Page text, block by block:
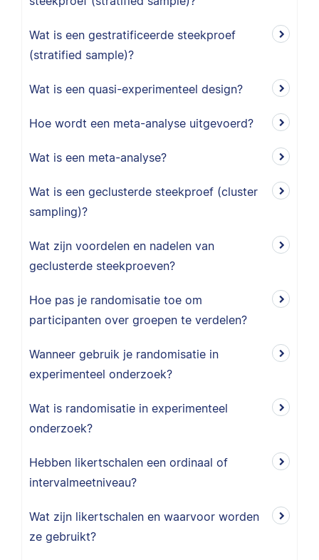
Wat is een gestratificeerde steekproef
(stratified sample)?
Wat is een quasi-experimenteel design?
Hoe wordt een meta-analyse uitgevoerd?
Wat is een meta-analyse?
Wat is een geclusterde steekproef (cluster
sampling)?
Wat zijn voordelen en nadelen van
geclusterde steekproeven?
Hoe pas je randomisatie toe om
participanten over groepen te verdelen?
Wanneer gebruik je randomisatie in
experimenteel onderzoek?
Wat is randomisatie in experimenteel
onderzoek?
Hebben likertschalen een ordinaal of
intervalmeetniveau?
Wat zijn likertschalen en waarvoor worden
ze gebruikt?